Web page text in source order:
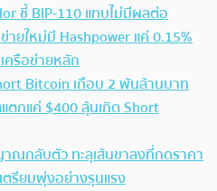
ชี้ BIP-110 แทบไม่มีผลต่อ
ายใหม่มี Hashpower แค่ 0.15%
ครือข่ายหลัก
Bitcoin เกือบ 2 พันล้านบาท
กแค่ $400 ลุ้นเกิด Short
ณกลับตัว ทะลุเส้นขาลงที่กดราคา
ตรียมพุ่งอย่างรุนแรง